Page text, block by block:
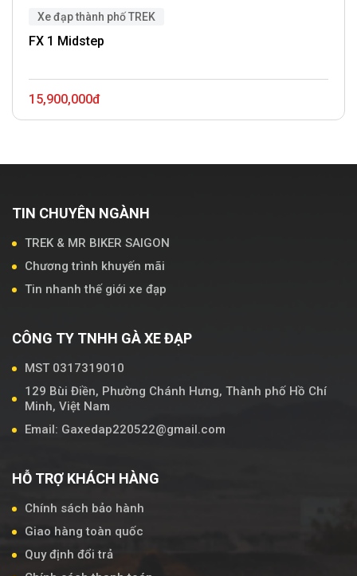
Xe đạp thành phố TREK
FX 1 Midstep
15,900,000đ
TIN CHUYÊN NGÀNH
TREK & MR BIKER SAIGON
Chương trình khuyến mãi
Tin nhanh thế giới xe đạp
CÔNG TY TNHH GÀ XE ĐẠP
MST 0317319010
129 Bùi Điền, Phường Chánh Hưng, Thành phố Hồ Chí
Minh, Việt Nam
Email: Gaxedap220522@gmail.com
HỖ TRỢ KHÁCH HÀNG
Chính sách bảo hành
Giao hàng toàn quốc
Quy định đổi trả